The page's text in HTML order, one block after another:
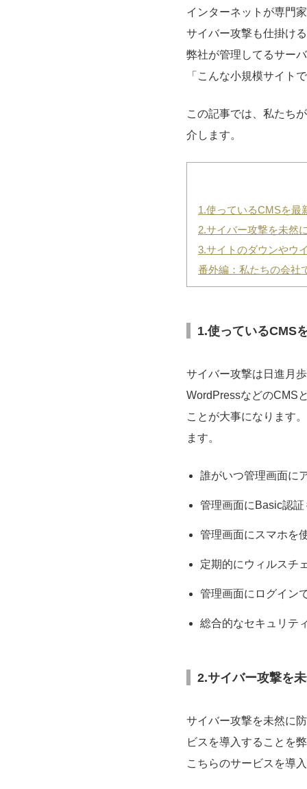
インターネットが専門
サイバー攻撃も仕掛け
弊社が管理してるサー
「こんな小規模サイト
この記事では、私たち
介します。
1.使っているCMSを最
2.サイバー攻撃を未然
3.サイトのダウンやウ
番外編：私たちの会社
1.使っているCMS
サイバー攻撃は日進月
WordPressなどのCMS
ことが大事になります
ます。
誰がいつ管理画面に
管理画面にBasic認
管理画面にスマホを
定期的にウィルスチ
管理画面にログイン
総合的なセキュリテ
2.サイバー攻撃を
サイバー攻撃を未然に
ビスを導入することを
こちらのサービスを導